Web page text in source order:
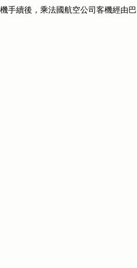
手續後，乘法國航空公司客機經由巴